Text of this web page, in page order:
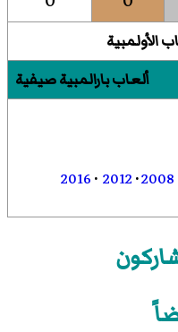
الأولمبية
ألعاب بارالمبية صيفية
2008
·
2012
·
2016